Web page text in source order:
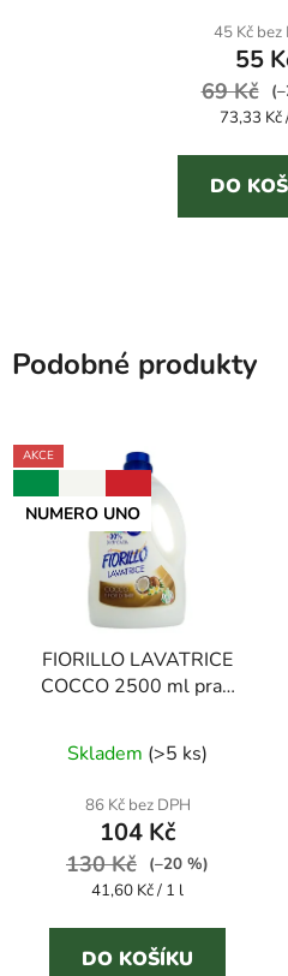
45 Kč bez
55
69 Kč
Měrná
73,33 Kč
DO
Podobné produkty
AKCE
NUMERO UNO
FIORILLO LAVATRICE
COCCO 2500 ml prací
Skladem (>5 ks)
86 Kč bez DPH
104 Kč
130 Kč
(–20 %)
Měrná
41,60 Kč / 1 l
DO KOŠÍKU